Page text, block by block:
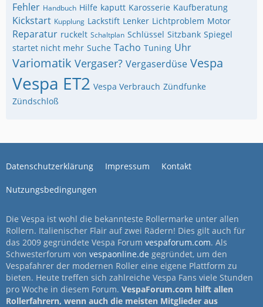
Fehler Handbuch Hilfe kaputt Karosserie Kaufberatung
Kickstart Kupplung Lackstift Lenker Lichtproblem Motor
Reparatur ruckelt Schaltplan Schlüssel Sitzbank Spiegel
startet nicht mehr Suche Tacho Tuning Uhr
Variomatik Vergaser? Vergaserdüse Vespa
Vespa ET2 Vespa Verbrauch Zündfunke
Zündschloß
Datenschutzerklärung Impressum Kontakt
Nutzungsbedingungen
Die Vespa ist wohl die bekannteste Rollermarke unter allen
Rollern. Italienischer Flair auf zwei Rädern! Dies gilt auch für
das 2009 gegründete Vespa Forum vespaforum.com. Als
Schwesterforum von vespaonline.de gegründet, um den
Vespafahrer der modernen Roller eine eigene Plattform zu
bieten. Heute treffen sich zahlreiche Vespa Fans viele Stunden
pro Woche in diesem Forum. VespaForum.com hilft allen
Rollerfahrern, wenn auch die meisten Mitglieder aus